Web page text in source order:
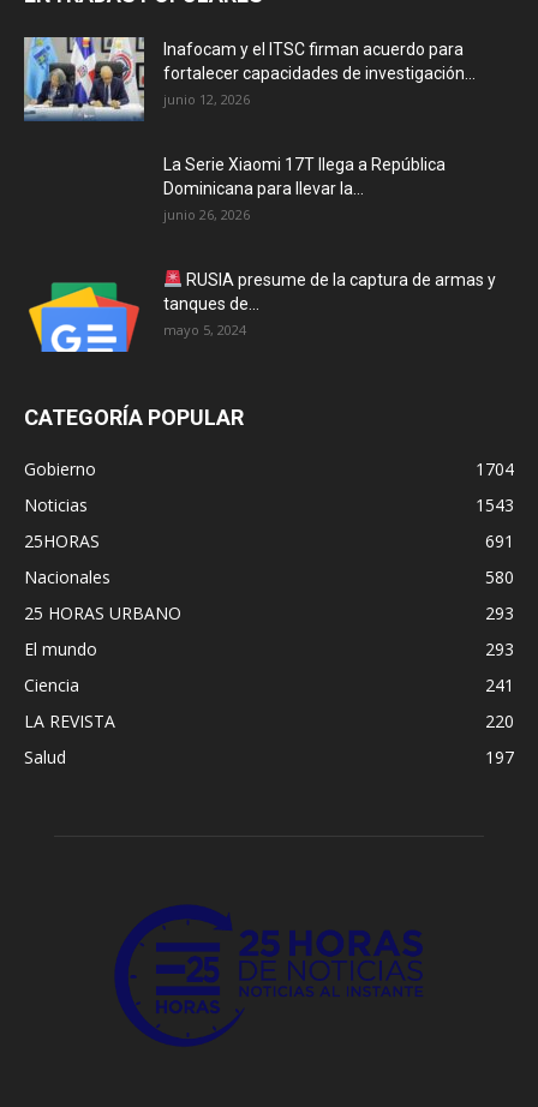
Inafocam y el ITSC firman acuerdo para
fortalecer capacidades de investigación...
junio 12, 2026
La Serie Xiaomi 17T llega a República
Dominicana para llevar la...
junio 26, 2026
RUSIA presume de la captura de armas y
tanques de...
mayo 5, 2024
CATEGORÍA POPULAR
Gobierno
1704
Noticias
1543
25HORAS
691
Nacionales
580
25 HORAS URBANO
293
El mundo
293
Ciencia
241
LA REVISTA
220
Salud
197